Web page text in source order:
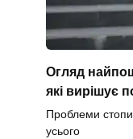
Огляд
які вирішує
Проблеми
усього